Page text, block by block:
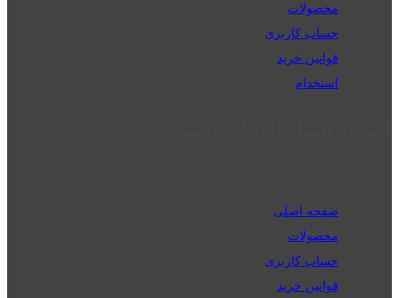
محصولات
حساب کاربری
قوانین خرید
استخدام
صفحه اصلی
محصولات
حساب کاربری
قوانین خرید